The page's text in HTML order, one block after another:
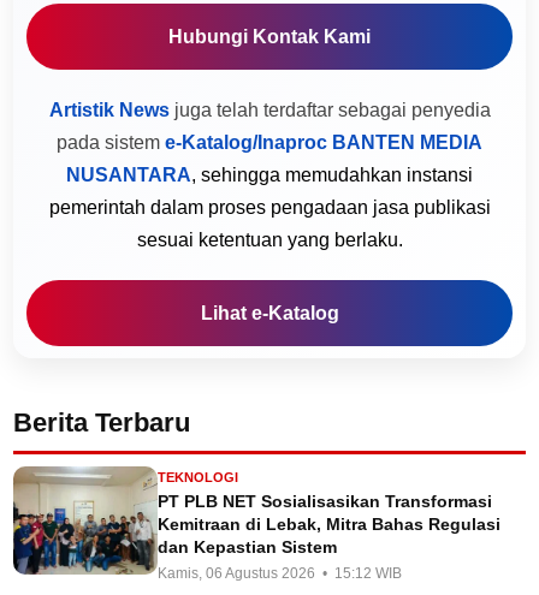
Hubungi Kontak Kami
Artistik Newsjuga telah terdaftar sebagai penyedia
pada sistem e-Katalog/Inaproc BANTEN MEDIA
NUSANTARA, sehingga memudahkan instansi
pemerintah dalam proses pengadaan jasa publikasi
sesuai ketentuan yang berlaku.
Lihat e-Katalog
Berita Terbaru
TEKNOLOGI
PT PLB NET Sosialisasikan Transformasi
Kemitraan di Lebak, Mitra Bahas Regulasi
dan Kepastian Sistem
Kamis, 06 Agustus 2026 • 15:12 WIB